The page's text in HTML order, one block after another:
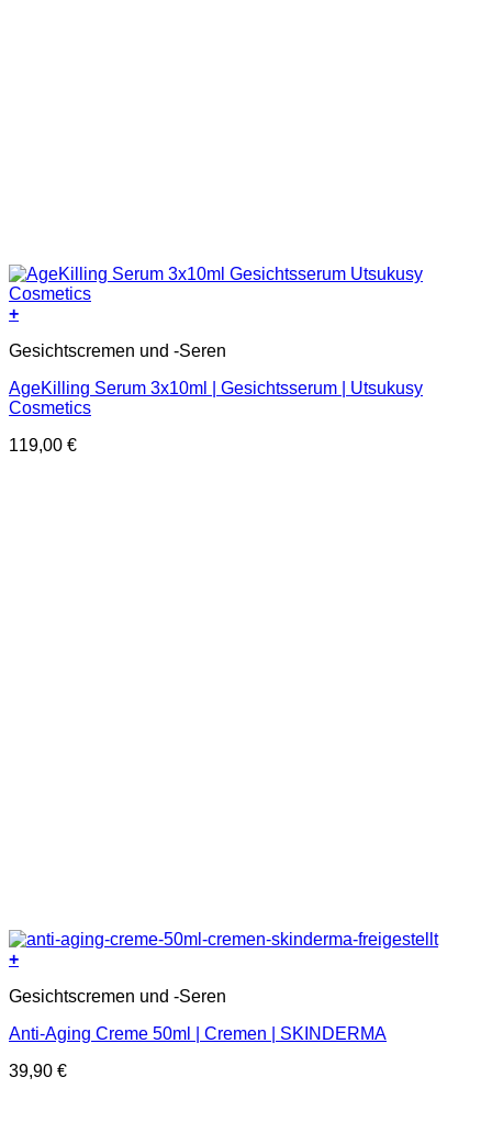
+
Gesichtscremen und -Seren
AgeKilling Serum 3x10ml | Gesichtsserum | Utsukusy
Cosmetics
119,00 €
+
Gesichtscremen und -Seren
Anti-Aging Creme 50ml | Cremen | SKINDERMA
39,90 €